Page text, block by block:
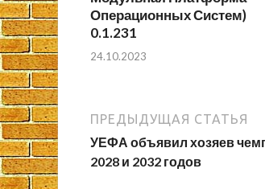
Операционных Систем)
0.1.231
24.10.2023
ПРЕДЫДУЩАЯ СТАТЬЯ
УЕФА объявил хозяев
2028 и 2032 годов